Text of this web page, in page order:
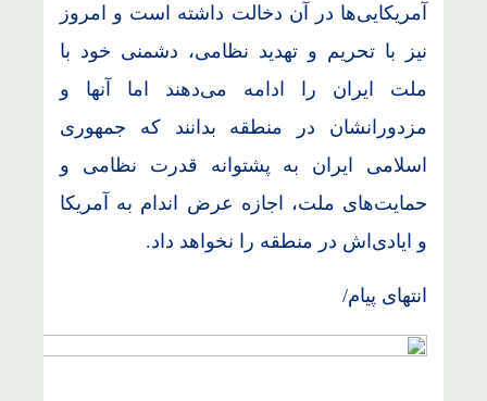
آمریکایی‌ها در آن دخالت داشته است و امروز
نیز با تحریم و تهدید نظامی، دشمنی خود با
ملت ایران را ادامه می‌دهند اما آنها و
مزدورانشان در منطقه بدانند که جمهوری
اسلامی ایران به پشتوانه قدرت نظامی و
حمایت‌های ملت، اجازه عرض اندام به آمریکا
و ایادی‌اش در منطقه را نخواهد داد.
انتهای پیام/